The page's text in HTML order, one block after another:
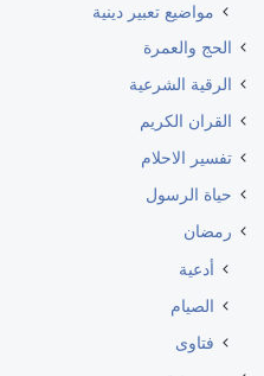
مواضيع تعبير دينية
الحج والعمرة
الرقية الشرعية
القران الكريم
تفسير الاحلام
حياة الرسول
رمضان
أدعية
الصيام
فتاوى